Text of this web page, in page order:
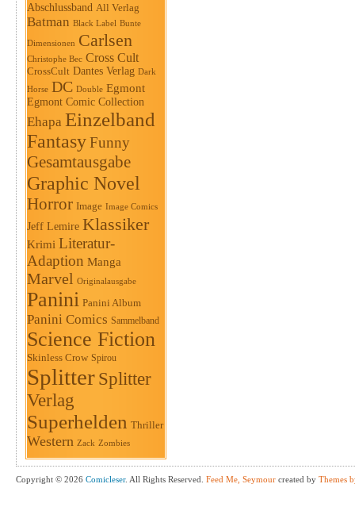
Abschlussband All Verlag
Batman Black Label Bunte
Dimensionen Carlsen
Christophe Bec Cross Cult
CrossCult Dantes Verlag Dark
Horse DC Double Egmont
Egmont Comic Collection
Ehapa Einzelband
FantasyFunny
Gesamtausgabe
Graphic Novel
Horror Image Image Comics
Jeff Lemire Klassiker
Krimi Literatur-
Adaption Manga
Marvel Originalausgabe
Panini Panini Album
Panini Comics Sammelband
Science Fiction
Skinless Crow Spirou
Splitter Splitter
Verlag
Superhelden Thriller
Western Zack Zombies
Copyright © 2026 Comicleser. All Rights Reserved. Feed Me, Seymour created by Themes